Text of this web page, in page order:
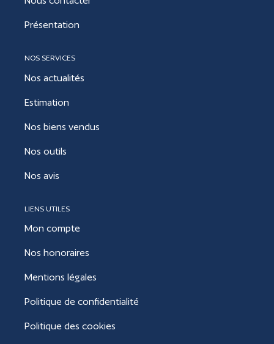
Présentation
NOS SERVICES
Nos actualités
Estimation
Nos biens vendus
Nos outils
Nos avis
LIENS UTILES
Mon compte
Nos honoraires
Mentions légales
Politique de confidentialité
Politique des cookies